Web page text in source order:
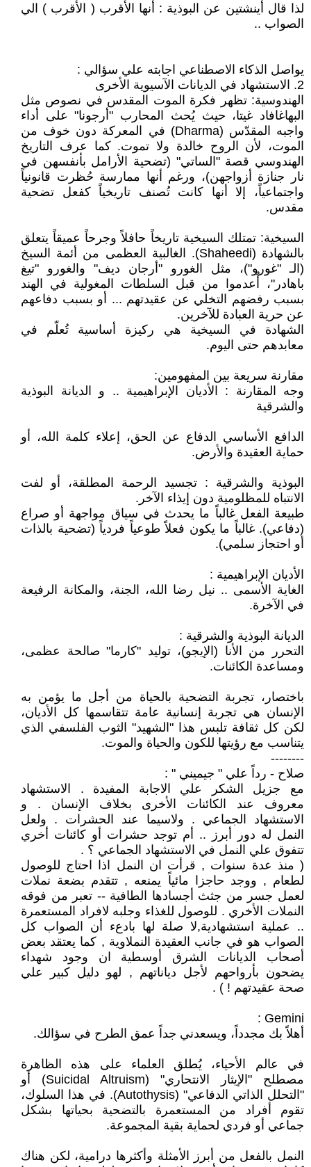
لذا قال أينشتين عن البوذية : أنها الأقرب ( الأقرب ) الي
الصواب ..
يواصل الذكاء الاصطناعي اجابته علي سؤالي :
2. الاستشهاد في الديانات الآسيوية الأخرى
الهندوسية: تظهر فكرة الموت المقدس في نصوص مثل
البهاغافاد غيتا، حيث يُحث المحارب "أرجونا" على أداء
واجبه المقدّس (Dharma) في المعركة دون خوف من
الموت، لأن الروح خالدة ولا تموت. كما عرف التاريخ
الهندوسي قصة "الساتي" (تضحية الأرامل بأنفسهن في
نار جنازة أزواجهن)، ورغم أنها ممارسة حُظرت قانونياً
واجتماعياً، إلا أنها كانت تُصنف تاريخياً كفعل تضحية
مقدس.
السيخية: تمتلك السيخية تاريخاً حافلاً وجرحاً عميقاً يتعلق
بالشهادة (Shaheedi). الغالبية العظمى من أئمة السيخ
(الـ "غورو")، مثل الغورو "أرجان ديف" والغورو "تيغ
باهادر"، أُعدموا من قبل السلطات المغولية في الهند
بسبب رفضهم التخلي عن عقيدتهم ... أو بسبب دفاعهم
عن حرية العبادة للآخرين.
الشهادة في السيخية هي ركيزة أساسية تُعلّم في
معابدهم حتى اليوم.
مقارنة سريعة بين المفهومين:
وجه المقارنة : الأديان الإبراهيمية .. و الديانة البوذية
والشرقية
الدافع الأساسي الدفاع عن الحق، إعلاء كلمة الله، أو
حماية العقيدة والأرض.
البوذية والشرقية : تجسيد الرحمة المطلقة، أو لفت
الانتباه للمظلومية دون إيذاء الآخر.
طبيعة الفعل غالباً ما يحدث في سياق مواجهة أو صراع
(دفاعي). غالباً ما يكون فعلاً طوعياً فردياً (تضحية بالذات
أو احتجاز سلمي).
الأديان الإبراهيمية :
الغاية الأسمى .. نيل رضا الله، الجنة، والمكانة الرفيعة
في الآخرة.
الديانة البوذية والشرقية :
التحرر من الأنا (الإيجو)، توليد "كارما" صالحة عظمى،
ومساعدة الكائنات.
باختصار، تجربة التضحية بالحياة من أجل ما يؤمن به
الإنسان هي تجربة إنسانية عامة تتقاسمها كل الأديان،
لكن كل ثقافة تلبس هذا "الشهيد" الثوب الفلسفي الذي
يتناسب مع رؤيتها للكون والحياة والموت.
--------
صلاح - رداً علي " جيميني " :
مع جزيل الشكر علي الاجابة المفيدة . الاستشهاد
معروف عند الكائنات الأخرى بخلاف الإنسان . و
الاستشهاد الجماعي . ولاسيما عند الحشرات . ولعل
النمل له دور أبرز .. أم توجد حشرات أو كائنات أخري
تتفوق علي النمل في الاستشهاد الجماعي ؟ .
( منذ عدة سنوات , قرأت ان النمل اذا احتاج للوصول
لطعام , ووجد حاجزا مائياً يمنعه , تتقدم بضعة نملات
لعمل جسر من جثث أجسادها الطافية -- تعبر من فوقه
النملات الأخري . للوصول للغذاء وجلبه لافراد المستعمرة
.. عملية استشهادية,لا صلة لها بادعء أن الصواب كل
الصواب هو في جانب العقيدة النملاوية , كما يعتقد بعض
أصحاب الديانات الشرق أوسطية ان وجود شهداء
يضحون بأرواحهم لأجل دياناتهم , لهو دليل كبير علي
صحة عقيدتهم ! ) .
‫Gemini :
أهلاً بك مجدداً، ويسعدني جداً عمق الطرح في سؤالك.
في عالم الأحياء، يُطلق العلماء على هذه الظاهرة
مصطلح "الإيثار الانتحاري" (Suicidal Altruism) أو
"التحلل الذاتي الدفاعي" (Autothysis). في هذا السلوك،
تقوم أفراد من المستعمرة بالتضحية بحياتها بشكل
جماعي أو فردي لحماية بقية المجموعة.
النمل بالفعل من أبرز الأمثلة وأكثرها درامية، لكن هناك